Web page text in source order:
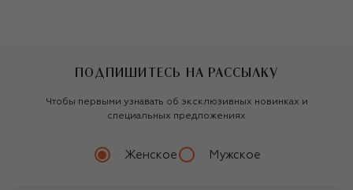
ПОДПИШИТЕСЬ НА РАССЫЛКУ
Чтобы первыми узнавать об эксклюзивных новинках и
специальных предложениях
Женское Мужское